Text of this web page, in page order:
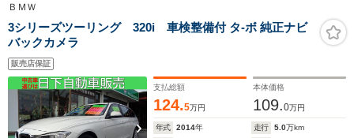
ＢＭＷ
3シリーズツーリング 320i 車検整備付 タ-ボ 純正ナビ
バックカメラ
販売店保証
支払総額
124.5万円
本体価格
109.0万円
年式 2014年 走行 5.0万km